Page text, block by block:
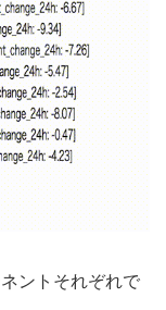
ントそれぞれで